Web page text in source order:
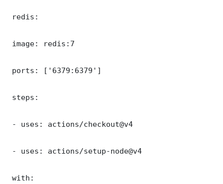
redis:
image: redis:7
ports: ['6379:6379']
steps:
- uses: actions/checkout@v4
- uses: actions/setup-node@v4
with: